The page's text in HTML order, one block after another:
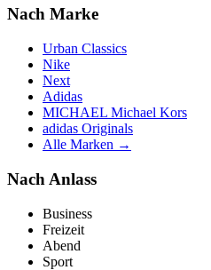
Nach Marke
Urban Classics
Nike
Next
Adidas
MICHAEL Michael Kors
adidas Originals
Alle Marken →
Nach Anlass
Business
Freizeit
Abend
Sport